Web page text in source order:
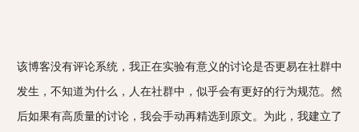
该博客没有评论系统，我正在实验有意义的讨论是否更易在社群中
发生，不知道为什么，人在社群中，似乎会有更好的行为规范。然
后如果有高质量的讨论，我会手动再精选到原文。为此，我建立了